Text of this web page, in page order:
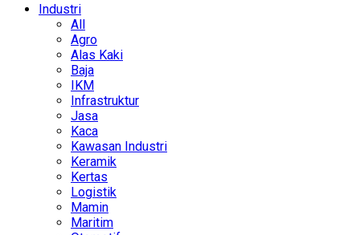
Industri
All
Agro
Alas Kaki
Baja
IKM
Infrastruktur
Jasa
Kaca
Kawasan Industri
Keramik
Kertas
Logistik
Mamin
Maritim